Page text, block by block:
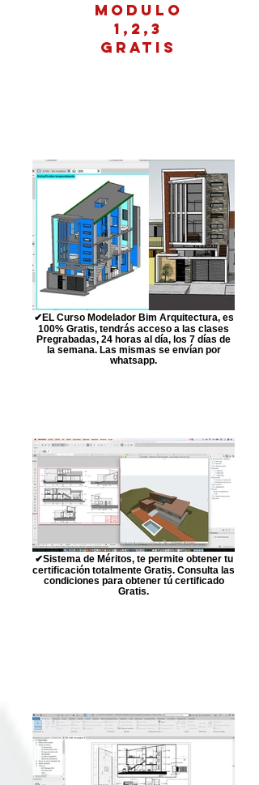
MODULO
1,2,3
GRATIS
✔EL Curso Modelador Bim Arquitectura, es
100% Gratis, tendrás acceso a las clases
Pregrabadas, 24 horas al día, los 7 días de
la semana. Las mismas se envían por
whatsapp.
✔Sistema de Méritos, te permite obtener tu
certificación totalmente Gratis. Consulta las
condiciones para obtener tú certificado
Gratis.